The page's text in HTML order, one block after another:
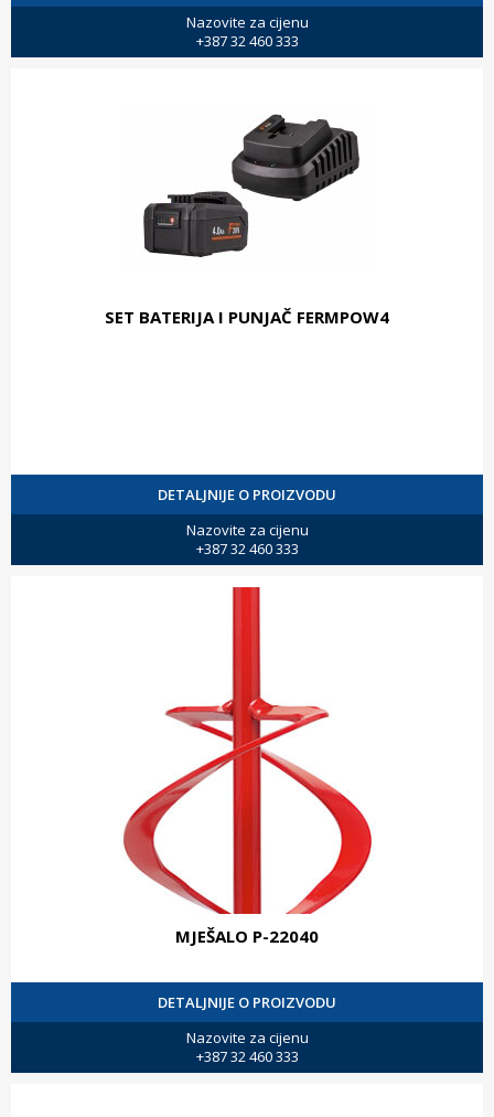
Nazovite za cijenu
+387 32 460 333
SET BATERIJA I PUNJAČ FERMPOW4
DETALJNIJE O PROIZVODU
Nazovite za cijenu
+387 32 460 333
MJEŠALO P-22040
DETALJNIJE O PROIZVODU
Nazovite za cijenu
+387 32 460 333